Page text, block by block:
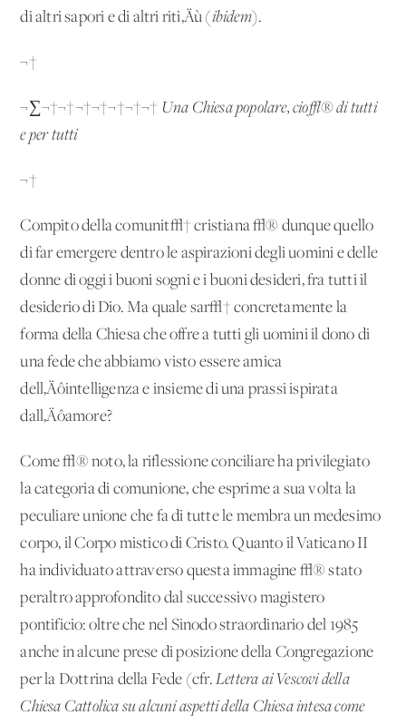
di altri sapori e di altri riti‚Äù (ibidem).
¬†
¬∑¬†¬†¬†¬†¬†¬†¬† Una Chiesa popolare, cio√® di tutti
e per tutti
¬†
Compito della comunit√† cristiana √® dunque quello
di far emergere dentro le aspirazioni degli uomini e delle
donne di oggi i buoni sogni e i buoni desideri, fra tutti il
desiderio di Dio. Ma quale sar√† concretamente la
forma della Chiesa che offre a tutti gli uomini il dono di
una fede che abbiamo visto essere amica
dell‚Äôintelligenza e insieme di una prassi ispirata
dall‚Äôamore?
Come √® noto, la riflessione conciliare ha privilegiato
la categoria di comunione, che esprime a sua volta la
peculiare unione che fa di tutte le membra un medesimo
corpo, il Corpo mistico di Cristo. Quanto il Vaticano II
ha individuato attraverso questa immagine √® stato
peraltro approfondito dal successivo magistero
pontificio: oltre che nel Sinodo straordinario del 1985
anche in alcune prese di posizione della Congregazione
per la Dottrina della Fede (cfr.Lettera ai Vescovi della
Chiesa Cattolica su alcuni aspetti della Chiesa intesa come